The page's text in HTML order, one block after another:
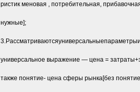
ристик меновая , потребительная,
нужные];
универсальное выражение — цена =
также понятие- цена сферы рынка[без